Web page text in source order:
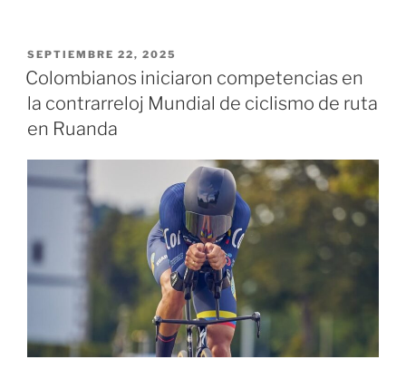
capacitación
y
desarrollo
en
silla
de
ruedas
en
territorio
colombiano»
PUBLICADO
EL
SEPTIEMBRE 22, 2025
Colombianos iniciaron competencias en
la contrarreloj Mundial de ciclismo de ruta
en Ruanda